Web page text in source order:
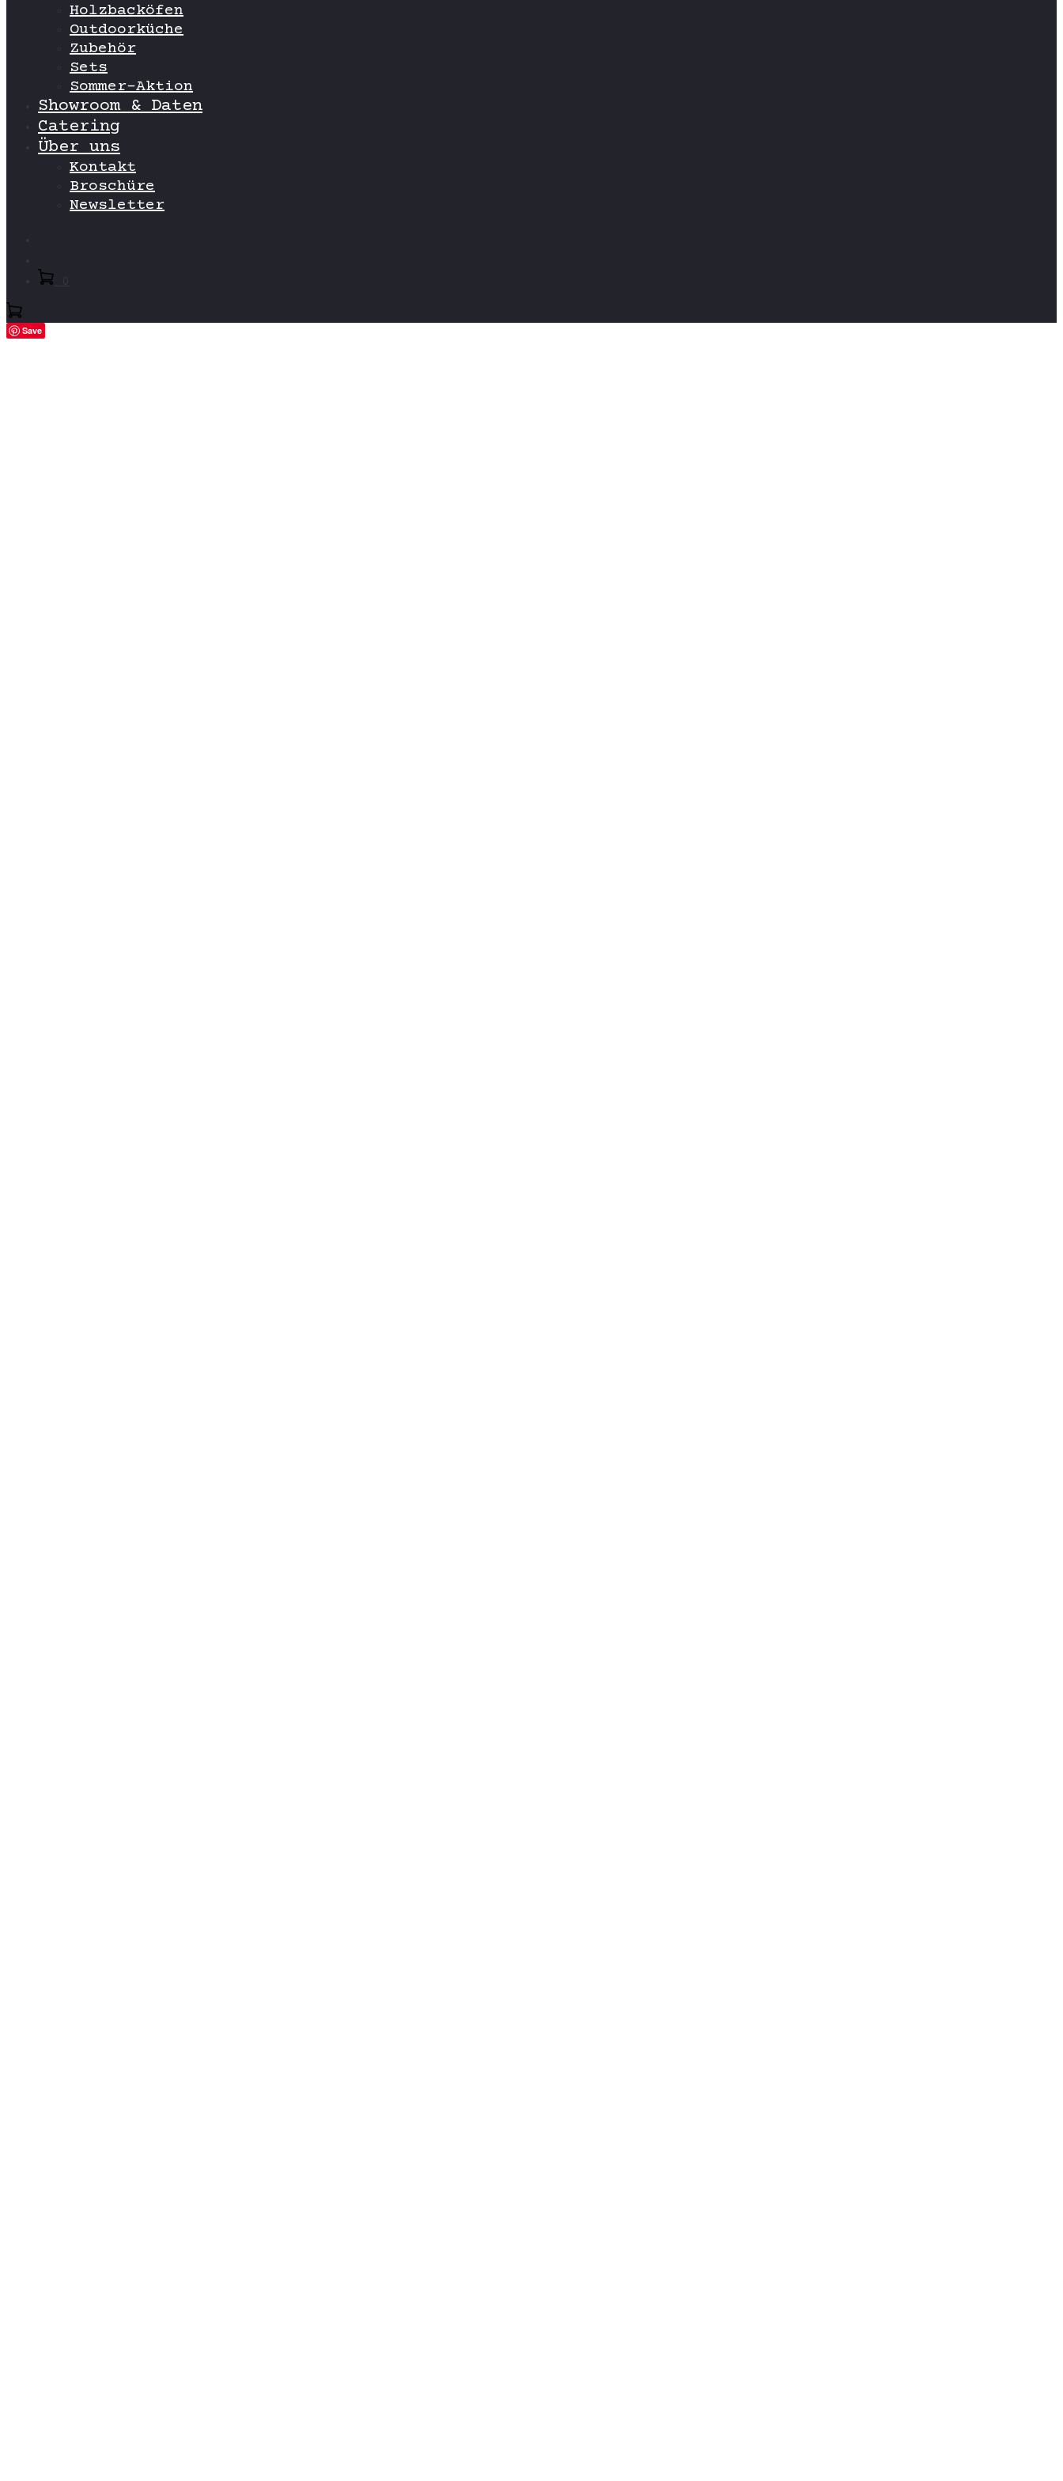
Holzbacköfen
Outdoorküche
Zubehör
Sets
Sommer-Aktion
Showroom & Daten
Catering
Über uns
Kontakt
Broschüre
Newsletter
Save